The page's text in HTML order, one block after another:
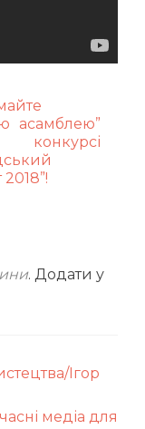
асамблею”
. Додати у
Ігор
медіа для